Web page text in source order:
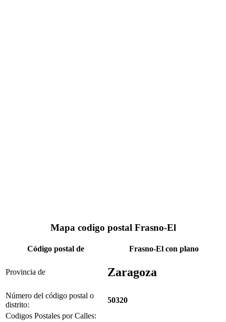
Mapa codigo postal Frasno-El
Código postal de Frasno-El con plano
Provincia de Zaragoza
Número del código postal o
distrito:
50320
Codigos Postales por Calles: